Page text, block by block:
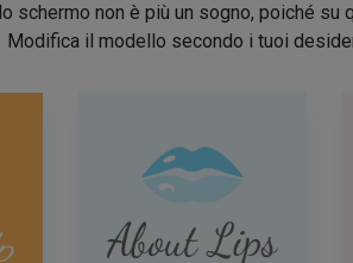
schermo non è più un sogno, poiché
Modifica il modello secondo i tuoi